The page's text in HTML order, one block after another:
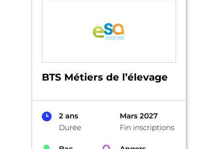
BTS Métiers de l’élevage
2 ans
Durée
Mars 2027
Fin inscriptions